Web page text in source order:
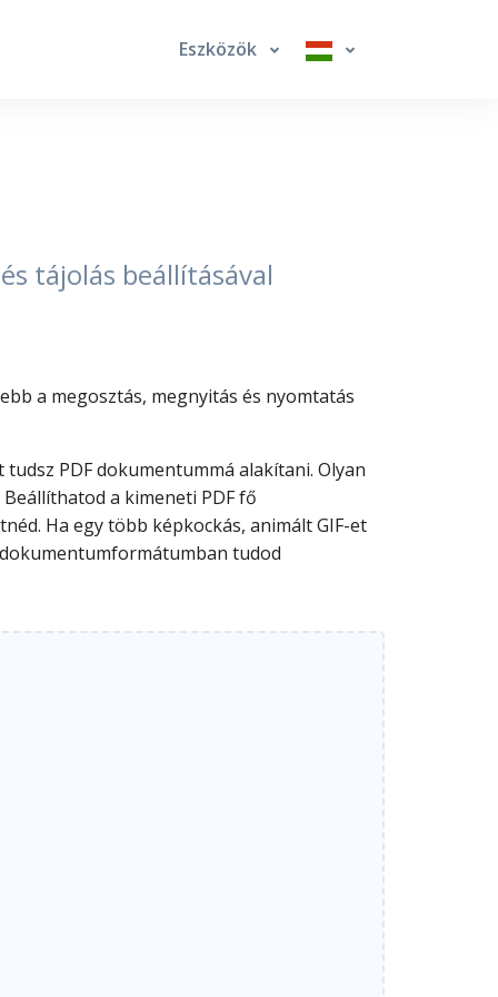
Eszközök
tájolás beállításával
a megosztás, megnyitás és nyomtatás
PDF dokumentummá alakítani. Olyan
a kimeneti PDF fő
Ha egy több képkockás, animált GIF-et
tudod